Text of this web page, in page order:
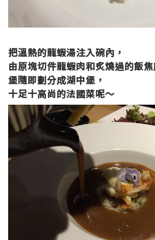
把溫熱的龍蝦湯注入碗內，
由原塊切件龍蝦肉和炙燒過的飯
堡隨即劃分成湖中堡，
十足十高尚的法國菜呢～